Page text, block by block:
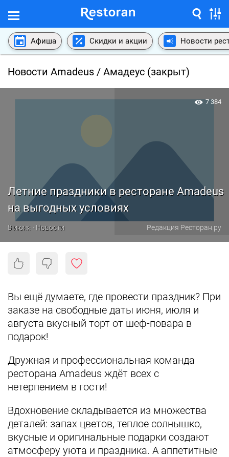
Афиша Скидки и акции Новости
Новости Amadeus / Амадеус (закрыт)
Летние праздники в ресторане Amadeus
на выгодных условиях
8 июня · Новости Редакция Ресторан.ру
7 384
Вы ещё думаете, где провести праздник? При
заказе на свободные даты июня, июля и
августа вкусный торт от шеф-повара в
подарок!
Дружная и профессиональная команда
ресторана Amadeus ждёт всех с
нетерпением в гости!
Вдохновение складывается из множества
деталей: запах цветов, теплое солнышко,
вкусные и оригинальные подарки создают
атмосферу уюта и праздника. А аппетитные